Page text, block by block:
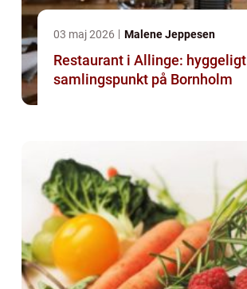
03 maj 2026 Malene Jeppesen
Restaurant i Allinge: hyggeligt
samlingspunkt på Bornholm